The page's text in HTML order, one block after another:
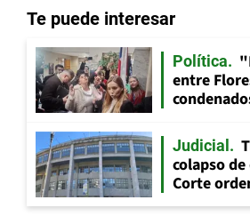
Te puede interesar
Política
entre
Judicial
colapso
Corte